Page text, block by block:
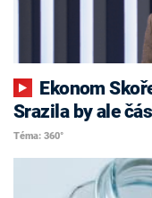
Srazila by ale
Téma: 360°